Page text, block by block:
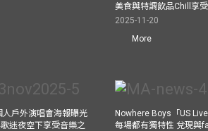
美食與特調飲品Chill享
2025-11-20
More
戶外演唱會海報曝光
迷夜空下享受音樂之
Nowhere Boys「US
每場都有獨特性 兌現與